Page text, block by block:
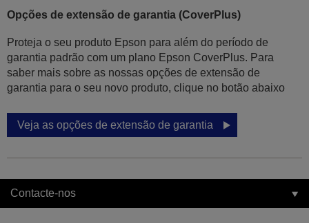
Opções de extensão de garantia (CoverPlus)
Proteja o seu produto Epson para além do período de
garantia padrão com um plano Epson CoverPlus. Para
saber mais sobre as nossas opções de extensão de
garantia para o seu novo produto, clique no botão abaixo
Veja as opções de extensão de garantia
Contacte-nos